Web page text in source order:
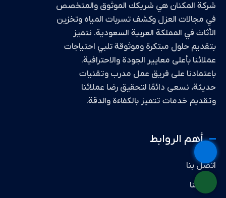
شركة المكنان هي شريكك الموثوق والمتخصص
في مجالات العزل وكشف تسربات المياه وتخزين
الأثاث في المملكة العربية السعودية. نتميز
بتقديم حلول مبتكرة وموثوقة تلبي احتياجات
عملائنا بأعلى معايير الجودة والاحترافية.
باعتمادنا على فريق عمل مدرب وتقنيات
حديثة، نسعى دائمًا لتحقيق رضا عملائنا
وتقديم خدمات تتميز بالكفاءة والدقة.
أهم الروابط
اتصل بنا
خدماتنا